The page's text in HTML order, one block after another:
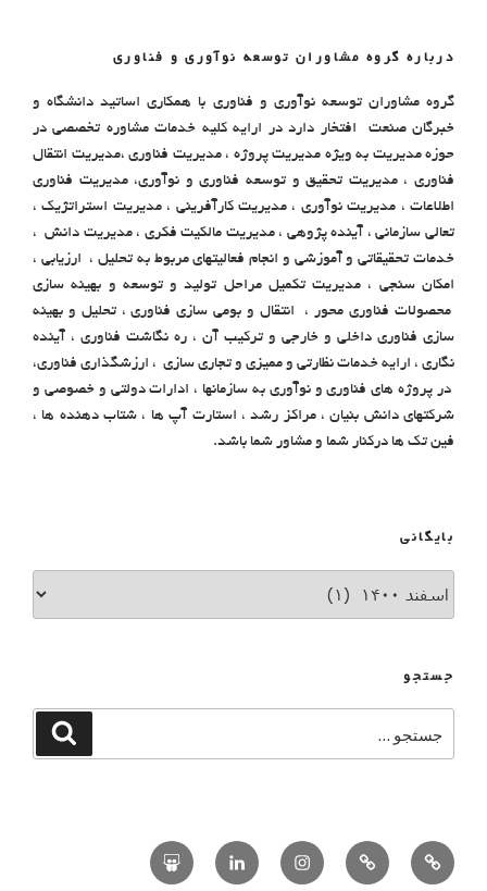
درباره گروه مشاوران توسعه نوآوری و فناوری
گروه مشاوران توسعه نوآوری و فناوری با همکاری اساتید دانشگاه و
خبرگان صنعت افتخار دارد در ارایه کلیه خدمات مشاوره تخصصی در
حوزه مدیریت به ویژه مدیریت پروژه ، مدیریت فناوری ،مدیریت انتقال
فناوری ، مدیریت تحقیق و توسعه فناوری و نوآوری، مدیریت فناوری
اطلاعات ، مدیریت نوآوری ، مدیریت کارآفرینی ، مدیریت استراتژیک ،
تعالی سازمانی ، آینده پژوهی ، مدیریت مالکیت فکری ، مدیریت دانش ،
خدمات تحقیقاتی و آموزشی و انجام فعالیتهای مربوط به تحلیل ، ارزیابی ،
امکان سنجی ، مدیریت تکمیل مراحل تولید و توسعه و بهینه سازی
محصولات فناوری محور ، انتقال و بومی سازی فناوری ، تحلیل و بهینه
سازی فناوری داخلی و خارجی و ترکیب آن ، ره نگاشت فناوری ، آینده
نگاری ، ارایه خدمات نظارتی و ممیزی و تجاری سازی ، ارزشگذاری فناوری،
در پروژه های فناوری و نوآوری به سازمانها ، ادارات دولتی و خصوصی و
شرکتهای دانش بنیان ، مراکز رشد ، استارت آپ ها ، شتاب دهنده ها ،
فین تک ها درکنار شما و مشاور شما باشد.
بایگانی
جستجو